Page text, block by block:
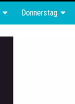
Donnerstag